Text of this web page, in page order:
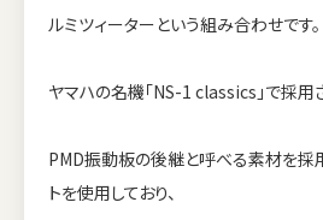
ルミツィーターという組み合わせです。
ヤマハの名機「NS-1 classics」で採用
PMD振動板の後継と呼べる素材を採
トを使用しており、